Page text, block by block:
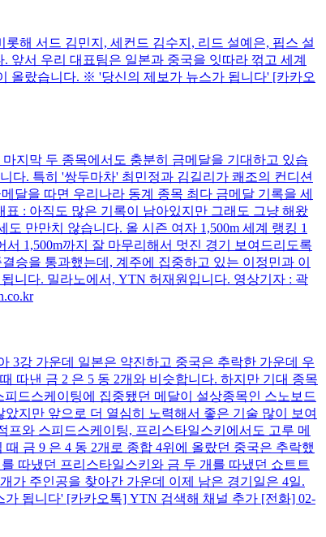
해 서드 김민지, 세컨드 김수지, 리드 설예은, 핍스 설
앞서 우리 대표팀은 일본과 중국을 잇따라 꺾고 세계
올랐습니다. ※ '당신의 제보가 뉴스가 됩니다' [카카오
지막 두 종목에서도 충분히 금메달을 기대하고 있습
다. 특히 '쌍두마차' 최민정과 김길리가 쾌조의 컨디션
달을 따면 우리나라 동계 종목 최다 금메달 기록을 세
: 아직도 많은 기록이 남아있지만 그래도 그냥 해왔
만만치 않습니다. 올 시즌 여자 1,500m 세계 랭킹 1
1,500m까지 잘 마무리해서 멋진 경기 보여드리도록
승을 통과했는데, 계주에 집중하고 있는 이정민과 이
니다. 밀라노에서, YTN 허재원입니다. 영상기자 : 곽
3강 가운데 일본은 약진하고 중국은 추락한 가운데 우
따낸 금 2 은 5 동 2개와 비슷합니다. 하지만 기대 종목
드스케이팅에 집중됐던 메달이 설상종목인 스노보드
지만 앞으로 더 열심히 노력해서 좋은 기술 많이 보여
와 스피드스케이팅, 프리스타일스키에서도 고루 메
금 9 은 4 동 2개로 종합 4위에 올랐던 중국은 추락했
따냈던 프리스타일스키와 금 두 개를 따냈던 쇼트트
가 주인공을 찾아간 가운데 이제 남은 경기일은 4일.
됩니다' [카카오톡] YTN 검색해 채널 추가 [전화] 02-